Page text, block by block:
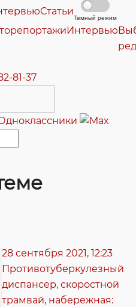
Статьи
Темный режим
Интервью
81-37
28 сентября 2021, 12:23
Противотуберкулезный
диспансер, скоростной
трамвай, набережная: